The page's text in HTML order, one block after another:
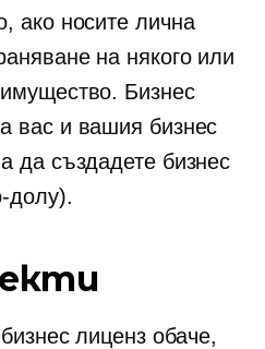
ако носите лична
на някого или
Бизнес
вас и вашия бизнес
да създадете бизнес
долу).
лиценз обаче,